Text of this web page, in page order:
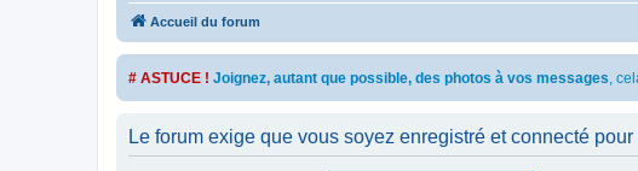
Accueil du forum
# ASTUCE ! Joignez, autant que possible, des photos à vos messages,
Le forum exige que vous soyez enregistré et connecté